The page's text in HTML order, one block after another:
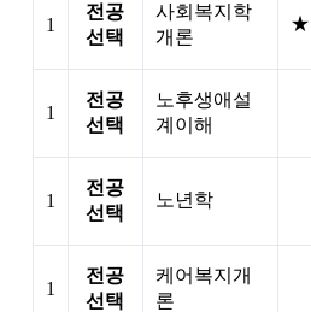
1
전공
선택
사회복지학
개론
★
1
전공
선택
노후생애설
계이해
1
전공
선택
노년학
1
전공
선택
케어복지개
론